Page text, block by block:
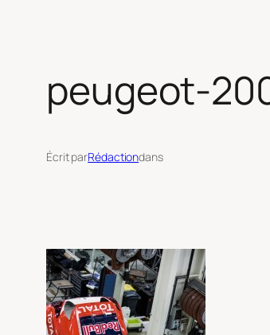
peugeot-
Écrit parRédactiondans